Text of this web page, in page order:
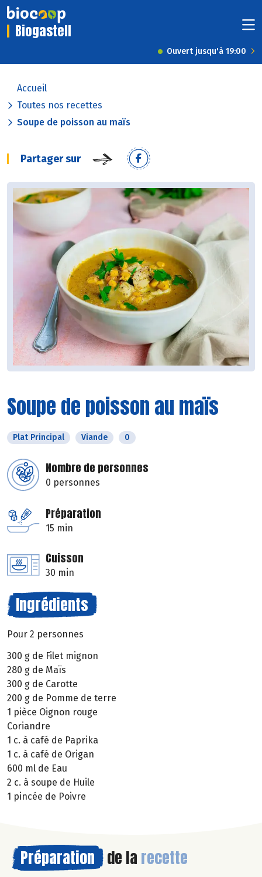
Biogastell
Ouvert jusqu'à 19:00
Accueil
Toutes nos recettes
Soupe de poisson au maïs
Partager sur
Soupe de poisson au maïs
Plat Principal Viande 0
Nombre de personnes
0 personnes
Préparation
15 min
Cuisson
30 min
Ingrédients
Pour 2 personnes
300 g de Filet mignon
280 g de Maïs
300 g de Carotte
200 g de Pomme de terre
1 pièce Oignon rouge
Coriandre
1 c. à café de Paprika
1 c. à café de Origan
600 ml de Eau
2 c. à soupe de Huile
1 pincée de Poivre
Préparation de la recette